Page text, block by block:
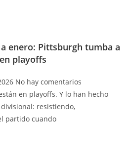
enero: Pittsburgh tumba a
playoffs
No hay comentarios
en playoffs. Y lo han hecho
resistiendo,
partido cuando